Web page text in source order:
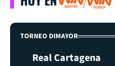
TORNEO DIMAYOR
Real Cartagena